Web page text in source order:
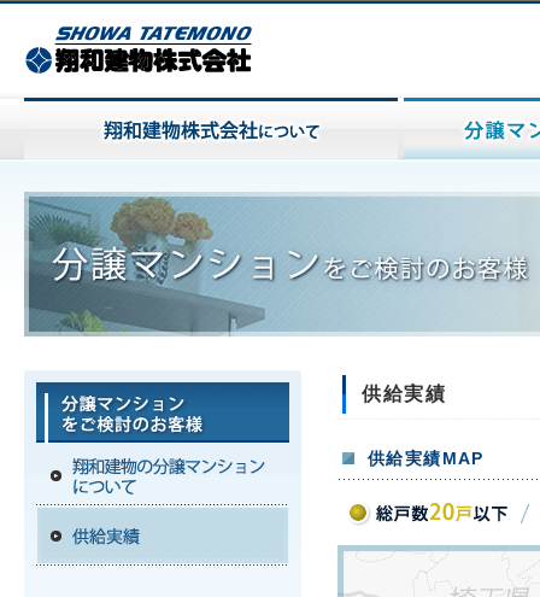
供給実績
供給実績MAP